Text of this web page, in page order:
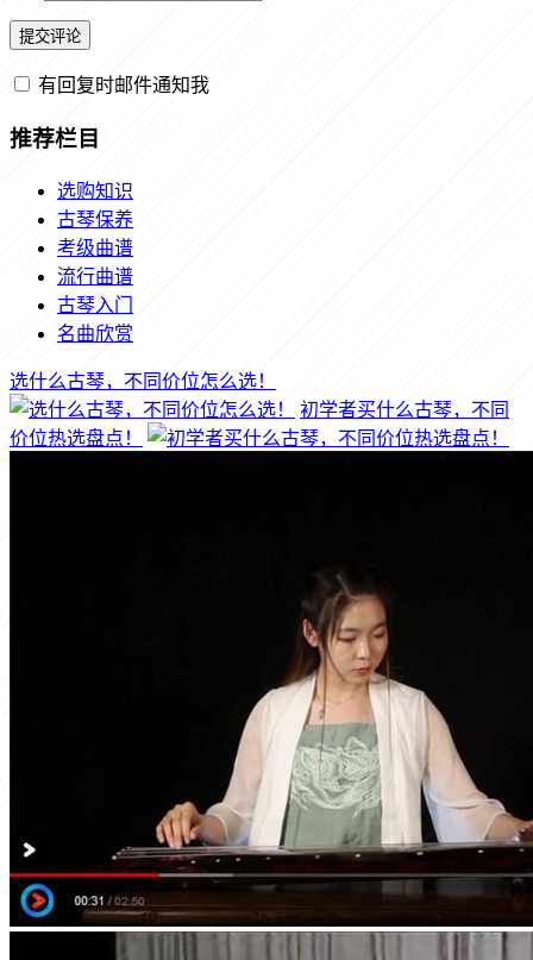
有回复时邮件通知我
推荐栏目
选购知识
古琴保养
考级曲谱
流行曲谱
古琴入门
名曲欣赏
选什么古琴，不同价位怎么选！
初学者买什么古琴，不同
价位热选盘点！